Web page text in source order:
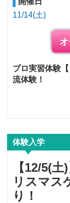
11/14(土)
オ
プロ実習体験
流体験！
体験入学
【12/5(
リスマス
り！